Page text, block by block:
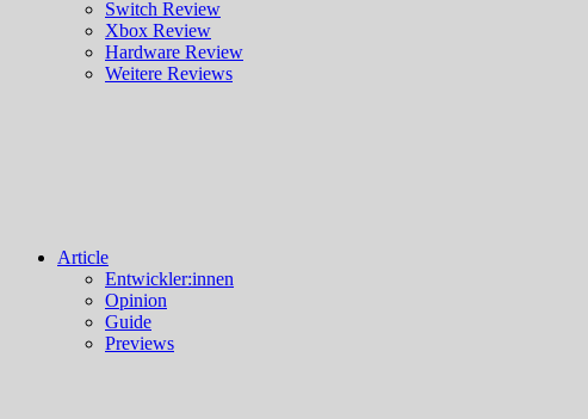
Switch Review
Xbox Review
Hardware Review
Weitere Reviews
Article
Entwickler:innen
Opinion
Guide
Previews